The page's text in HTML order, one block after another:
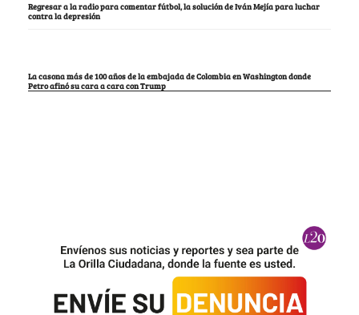
Regresar a la radio para comentar fútbol, la solución de Iván Mejía para luchar
contra la depresión
La casona más de 100 años de la embajada de Colombia en Washington donde
Petro afinó su cara a cara con Trump